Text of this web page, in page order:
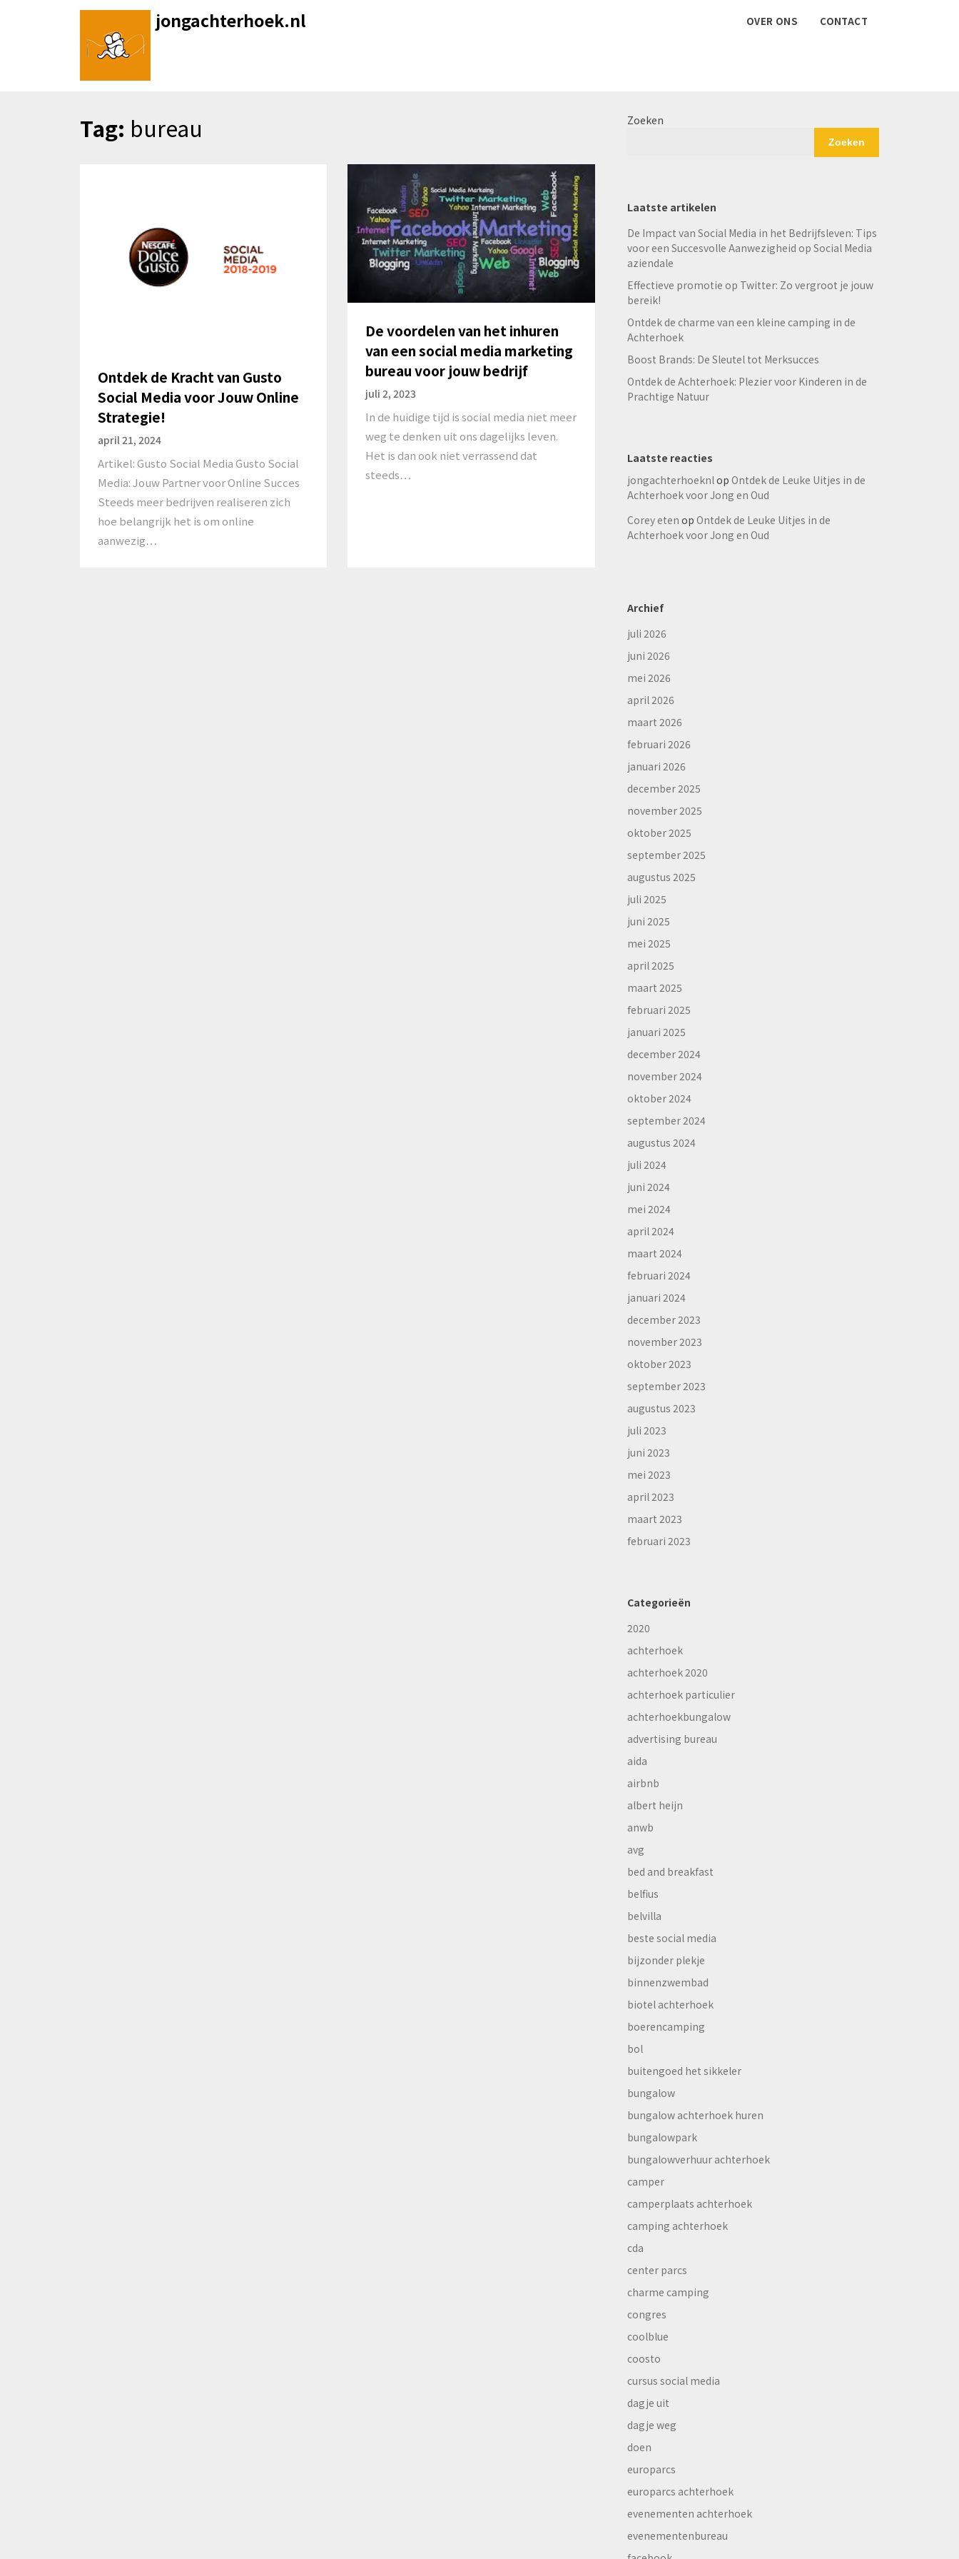
jongachterhoek.nl OVER ONS CONTACT
Tag: bureau
Ontdek de Kracht van Gusto
Social Media voor Jouw Online
Strategie!
april 21, 2024
Artikel: Gusto Social Media Gusto Social
Media: Jouw Partner voor Online Succes
Steeds meer bedrijven realiseren zich
hoe belangrijk het is om online
aanwezig…
De voordelen van het inhuren
van een social media marketing
bureau voor jouw bedrijf
juli 2, 2023
In de huidige tijd is social media niet meer
weg te denken uit ons dagelijks leven.
Het is dan ook niet verrassend dat
steeds…
Zoeken
Zoeken
Laatste artikelen
De Impact van Social Media in het Bedrijfsleven: Tips
voor een Succesvolle Aanwezigheid op Social Media
aziendale
Effectieve promotie op Twitter: Zo vergroot je jouw
bereik!
Ontdek de charme van een kleine camping in de
Achterhoek
Boost Brands: De Sleutel tot Merksucces
Ontdek de Achterhoek: Plezier voor Kinderen in de
Prachtige Natuur
Laatste reacties
jongachterhoeknlop Ontdek de Leuke Uitjes in de
Achterhoek voor Jong en Oud
Corey eten op Ontdek de Leuke Uitjes in de
Achterhoek voor Jong en Oud
Archief
juli 2026
juni 2026
mei 2026
april 2026
maart 2026
februari 2026
januari 2026
december 2025
november 2025
oktober 2025
september 2025
augustus 2025
juli 2025
juni 2025
mei 2025
april 2025
maart 2025
februari 2025
januari 2025
december 2024
november 2024
oktober 2024
september 2024
augustus 2024
juli 2024
juni 2024
mei 2024
april 2024
maart 2024
februari 2024
januari 2024
december 2023
november 2023
oktober 2023
september 2023
augustus 2023
juli 2023
juni 2023
mei 2023
april 2023
maart 2023
februari 2023
Categorieën
2020
achterhoek
achterhoek 2020
achterhoek particulier
achterhoekbungalow
advertising bureau
aida
airbnb
albert heijn
anwb
avg
bed and breakfast
belfius
belvilla
beste social media
bijzonder plekje
binnenzwembad
biotel achterhoek
boerencamping
bol
buitengoed het sikkeler
bungalow
bungalow achterhoek huren
bungalowpark
bungalowverhuur achterhoek
camper
camperplaats achterhoek
camping achterhoek
cda
center parcs
charme camping
congres
coolblue
coosto
cursus social media
dagje uit
dagje weg
doen
europarcs
europarcs achterhoek
evenementen achterhoek
evenementenbureau